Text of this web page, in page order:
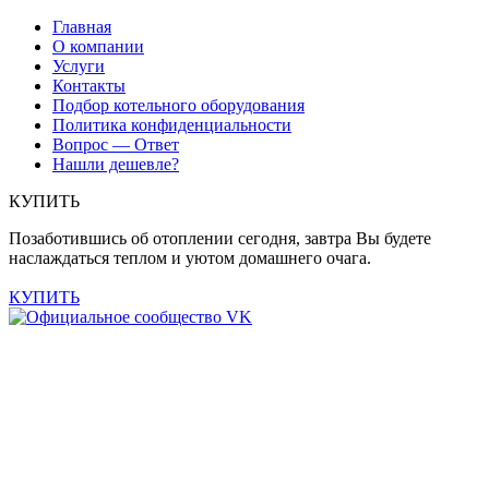
Главная
О компании
Услуги
Контакты
Подбор котельного оборудования
Политика конфиденциальности
Вопрос — Ответ
Нашли дешевле?
КУПИТЬ
Позаботившись об отоплении сегодня, завтра Вы будете
наслаждаться теплом и уютом домашнего очага.
КУПИТЬ